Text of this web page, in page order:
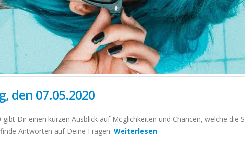
den 07.05.2020
Dir einen kurzen Ausblick auf Möglichkeiten und Chancen, welche die
Antworten auf Deine Fragen. Weiterlesen